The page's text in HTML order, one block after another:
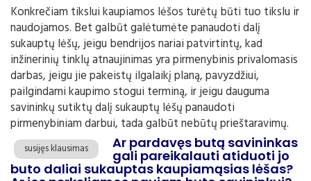
Konkrečiam tikslui kaupiamos lėšos turėtų būti tuo tikslu ir
naudojamos. Bet galbūt galėtumėte panaudoti dalį
sukauptų lėšų, jeigu bendrijos nariai patvirtintų, kad
inžinerinių tinklų atnaujinimas yra pirmenybinis privalomasis
darbas, jeigu jie pakeistų ilgalaikį planą, pavyzdžiui,
pailgindami kaupimo stogui terminą, ir jeigu dauguma
savininkų sutiktų dalį sukauptų lėšų panaudoti
pirmenybiniam darbui, tada galbūt nebūtų prieštaravimų.
susijęs klausimas Ar pardavęs butą savininkas
gali pareikalauti atiduoti jo
buto daliai sukauptas kaupiamąsias lėšas?